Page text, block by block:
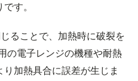
す。
ることで、加熱時に破裂を
の電子レンジの機種や耐熱
加熱具合に誤差が生じま